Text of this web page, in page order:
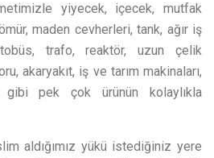
yiyecek, içecek, mutfak
maden cevherleri, tank, ağır iş
trafo, reaktör, uzun çelik
akaryakıt, iş ve tarım makinaları,
gibi pek çok ürünün kolaylıkla
aldığımız yükü istediğiniz yere